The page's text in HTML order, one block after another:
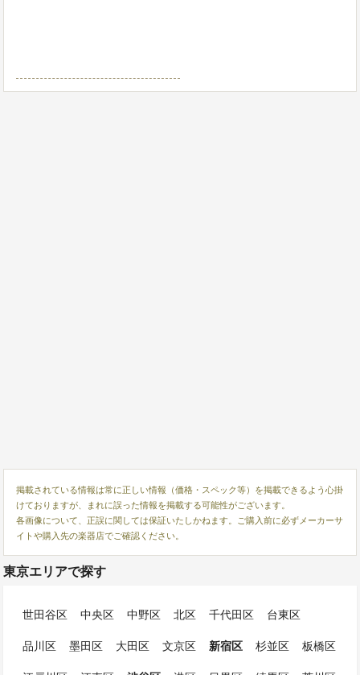
掲載されている情報は常に正しい情報（価格・スペック等）を掲載できるよう心掛
けておりますが、まれに誤った情報を掲載する可能性がございます。
各画像について、正誤に関しては保証いたしかねます。ご購入前に必ずメーカーサ
イトや購入先の楽器店でご確認ください。
東京エリアで探す
世田谷区 中央区 中野区 北区 千代田区
台東区
品川区
墨田区 大田区 文京区 新宿区 杉並区
板橋区